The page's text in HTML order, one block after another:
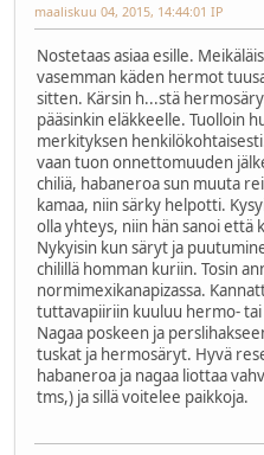
maaliskuu 04, 2015, 14:44:01 IP
Nostetaas asiaa esille.
vasemman käden hermot
sitten. Kärsin h...stä
pääsinkin eläkkeelle. Tuolloin
merkityksen
vaan tuon onnettomuuden
chiliä, habaneroa sun muuta
kamaa, niin särky helpotti.
olla yhteys, niin hän sanoi että
Nykyisin kun säryt ja
chilillä homman kuriin. Tosin
normimexikanapizassa.
tuttavapiiriin kuuluu hermo- tai
Nagaa poskeen ja
tuskat ja hermosäryt. Hyvä
habaneroa ja nagaa liottaa
tms,) ja sillä voitelee paikkoja.